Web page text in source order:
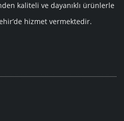
kaliteli ve dayanıklı ürünlerle
hizmet vermektedir.